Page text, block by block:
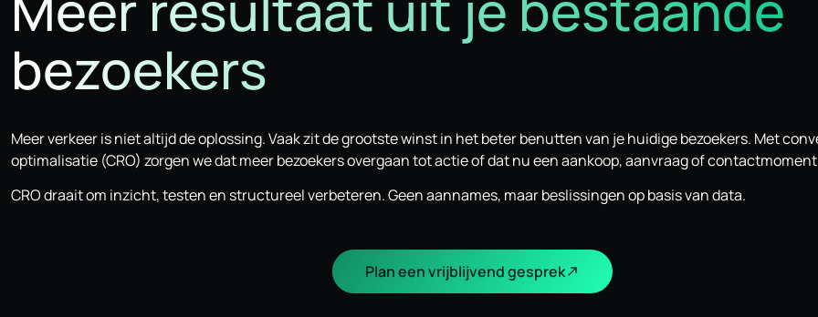
bezoekers
Meer verkeer is niet altijd de oplossing. Vaak zit de grootste winst in het beter benutten van je huidige bezoekers. Met
optimalisatie (CRO) zorgen we dat meer bezoekers overgaan tot actie of dat nu een aankoop, aanvraag of
CRO draait om inzicht, testen en structureel verbeteren. Geen aannames, maar beslissingen op basis van data.
Plan een vrijblijvend gesprek